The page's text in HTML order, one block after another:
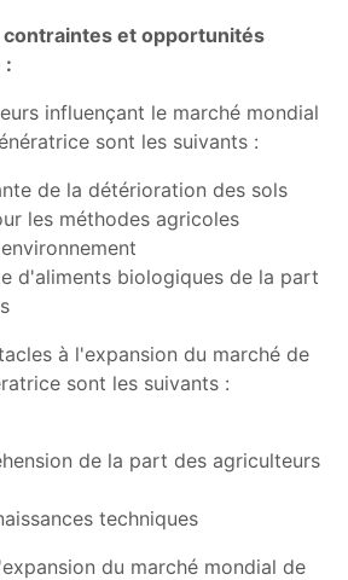
et opportunités
:
influençant le marché mondial
sont les suivants :
de la détérioration des sols
les méthodes agricoles
d'aliments biologiques de la part
à l'expansion du marché de
sont les suivants :
de la part des agriculteurs
techniques
du marché mondial de